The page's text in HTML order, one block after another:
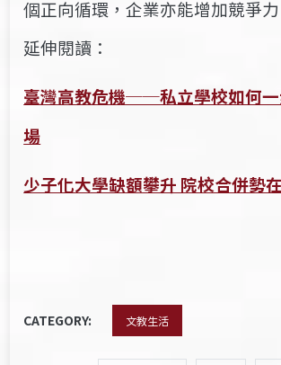
個正向循環，企業亦能增加競爭力
延伸閱讀：
臺灣高教危機──私立學校如何一
場
少子化大學缺額攀升 院校合併勢
CATEGORY: 文教生活